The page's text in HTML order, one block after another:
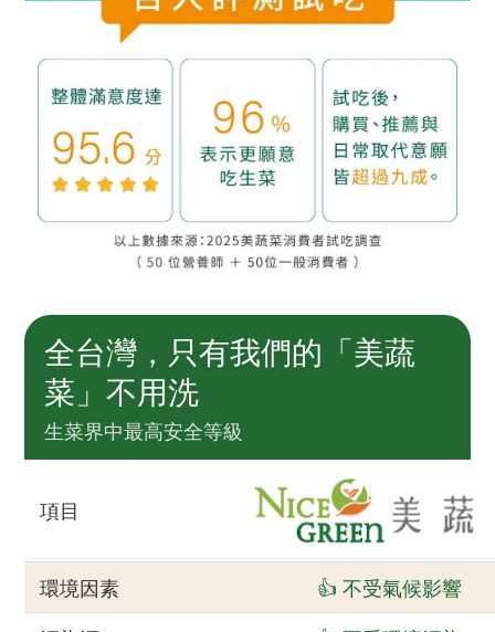
全台灣，只有我們的「美蔬
菜」不用洗
生菜界中最高安全等級
項目
環境因素
👍 不受氣候影響